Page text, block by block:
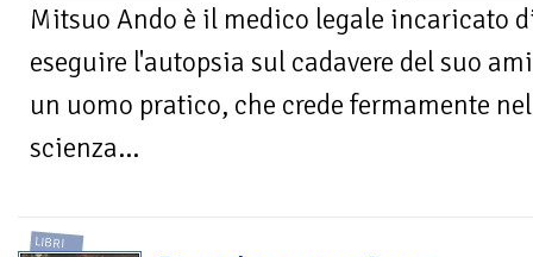
Mitsuo Ando è il medico legale incaricato
eseguire l'autopsia sul cadavere del suo
un uomo pratico, che crede fermamente
scienza...
LIBRI